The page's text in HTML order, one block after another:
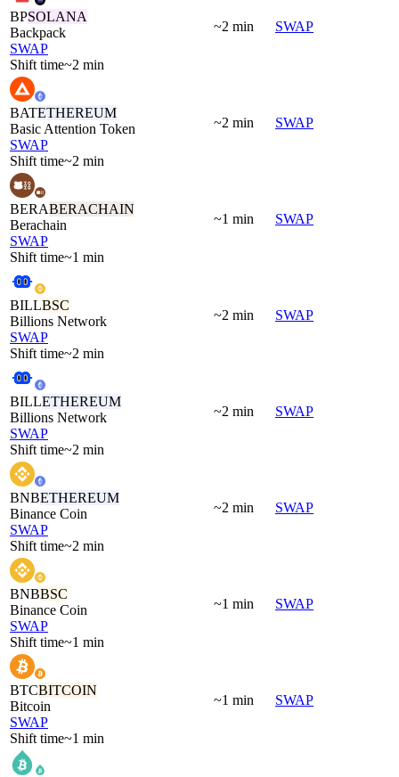
BPSOLANA
Backpack
SWAP
Shift time~2 min
~2 min SWAP
BATETHEREUM
Basic Attention Token
SWAP
Shift time~2 min
~2 min SWAP
BERABERACHAIN
Berachain
SWAP
Shift time~1 min
~1 min SWAP
BILLBSC
Billions Network
SWAP
Shift time~2 min
~2 min SWAP
BILLETHEREUM
Billions Network
SWAP
Shift time~2 min
~2 min SWAP
BNBETHEREUM
Binance Coin
SWAP
Shift time~2 min
~2 min SWAP
BNBBSC
Binance Coin
SWAP
Shift time~1 min
~1 min SWAP
BTCBITCOIN
Bitcoin
SWAP
Shift time~1 min
~1 min SWAP